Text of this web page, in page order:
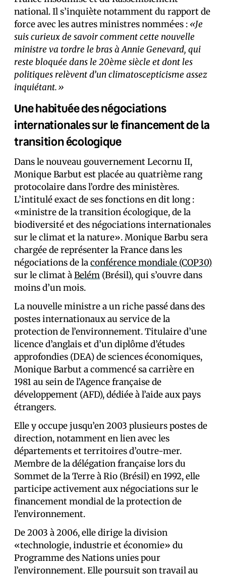
national. Il s’inquiète notamment du rapport de
force avec les autres ministres nommé·es : «Je
suis curieux de savoir comment cette nouvelle
ministre va tordre le bras à Annie Genevard, qui
reste bloquée dans le 20ème siècle et dont les
politiques relèvent d’un climatoscepticisme assez
inquiétant.»
Une habituée des négociations
internationales sur le financement de la
transition écologique
Dans le nouveau gouvernement Lecornu II,
Monique Barbut est placée au quatrième rang
protocolaire dans l’ordre des ministères.
L’intitulé exact de ses fonctions en dit long :
«ministre de la transition écologique, de la
biodiversité et des négociations internationales
sur le climat et la nature». Monique Barbu sera
chargée de représenter la France dans les
négociations de laconférence mondiale (COP30)
sur le climat àBelém (Brésil), qui s’ouvre dans
moins d’un mois.
La nouvelle ministre a un riche passé dans des
postes internationaux au service de la
protection de l’environnement. Titulaire d’une
licence d’anglais et d’un diplôme d’études
approfondies (DEA) de sciences économiques,
Monique Barbut a commencé sa carrière en
1981 au sein de l’Agence française de
développement (AFD), dédiée à l’aide aux pays
étrangers.
Elle y occupe jusqu’en 2003 plusieurs postes de
direction, notamment en lien avec les
départements et territoires d’outre-mer.
Membre de la délégation française lors du
Sommet de la Terre à Rio (Brésil) en 1992, elle
participe activement aux négociations sur le
financement mondial de la protection de
l’environnement.
De 2003 à 2006, elle dirige la division
«technologie, industrie et économie» du
Programme des Nations unies pour
l’environnement. Elle poursuit son travail au